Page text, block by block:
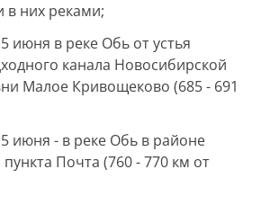
них реками;
июня в реке Обь от устья
канала Новосибирской
Малое Кривощеково (685 - 691
июня - в реке Обь в районе
Почта (760 - 770 км от